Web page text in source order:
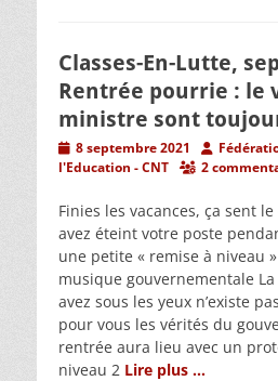
Classes-En-Lutte,
Rentrée pourrie : le
ministre sont
Posted
on
8 septembre 2021 Author
l'Education - CNT
2
Finies les vacances, ça sent
avez éteint votre poste
une petite « remise à niveau
musique gouvernementale
avez sous les yeux n’existe
pour vous les vérités du
rentrée aura lieu avec un
niveau 2 Lire plus …